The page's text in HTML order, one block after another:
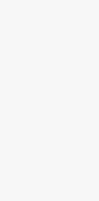
АНТОНІНА